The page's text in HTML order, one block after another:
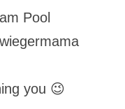
Pool
you 😉